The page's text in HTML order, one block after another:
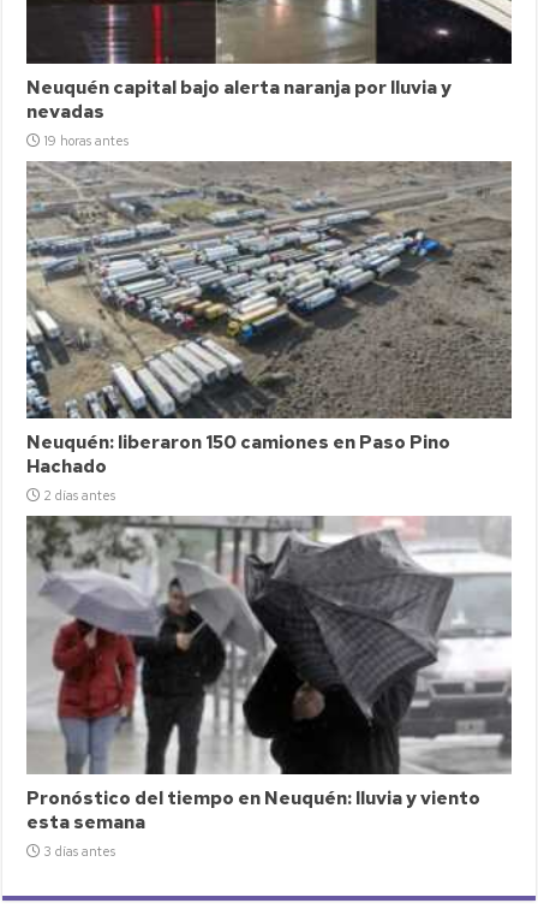
Neuquén capital bajo alerta naranja por lluvia y
nevadas
19 horas antes
Neuquén: liberaron 150 camiones en Paso Pino
Hachado
2 días antes
Pronóstico del tiempo en Neuquén: lluvia y viento
esta semana
3 días antes